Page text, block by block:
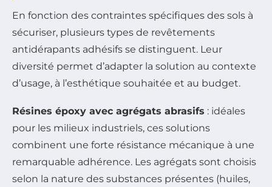
En fonction des contraintes spécifiques des sols à
sécuriser, plusieurs types de revêtements
antidérapants adhésifs se distinguent. Leur
diversité permet d’adapter la solution au contexte
d’usage, à l’esthétique souhaitée et au budget.
Résines époxy avec agrégats abrasifs : idéales
pour les milieux industriels, ces solutions
combinent une forte résistance mécanique à une
remarquable adhérence. Les agrégats sont choisis
selon la nature des substances présentes (huiles,